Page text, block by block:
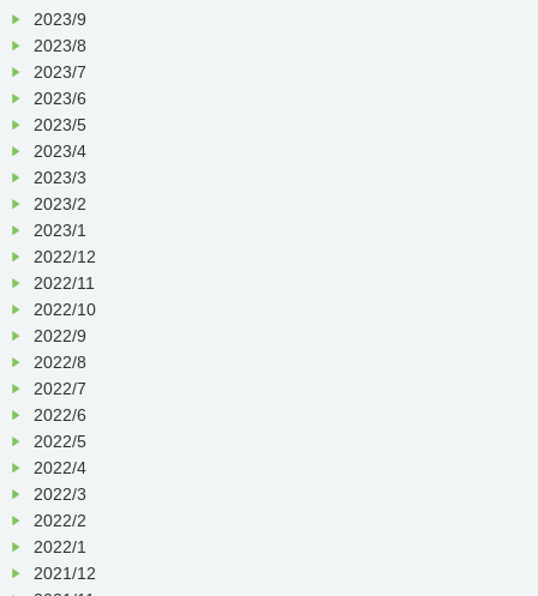
2023/9
2023/8
2023/7
2023/6
2023/5
2023/4
2023/3
2023/2
2023/1
2022/12
2022/11
2022/10
2022/9
2022/8
2022/7
2022/6
2022/5
2022/4
2022/3
2022/2
2022/1
2021/12